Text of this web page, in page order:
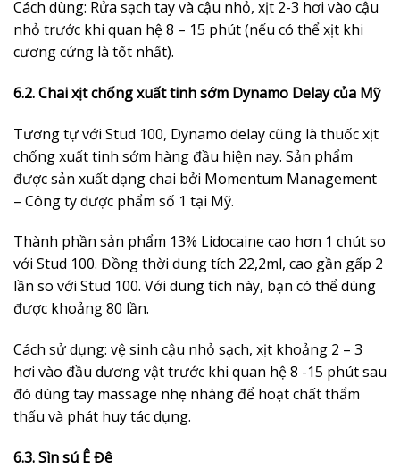
Cách dùng: Rửa sạch tay và cậu nhỏ, xịt 2-3 hơi vào cậu
nhỏ trước khi quan hệ 8 – 15 phút (nếu có thể xịt khi
cương cứng là tốt nhất).
6.2. Chai xịt chống xuất tinh sớm Dynamo Delay của Mỹ
Tương tự với Stud 100, Dynamo delay cũng là thuốc xịt
chống xuất tinh sớm hàng đầu hiện nay. Sản phẩm
được sản xuất dạng chai bởi Momentum Management
– Công ty dược phẩm số 1 tại Mỹ.
Thành phần sản phẩm 13% Lidocaine cao hơn 1 chút so
với Stud 100. Đồng thời dung tích 22,2ml, cao gần gấp 2
lần so với Stud 100. Với dung tích này, bạn có thể dùng
được khoảng 80 lần.
Cách sử dụng: vệ sinh cậu nhỏ sạch, xịt khoảng 2 – 3
hơi vào đầu dương vật trước khi quan hệ 8 -15 phút sau
đó dùng tay massage nhẹ nhàng để hoạt chất thẩm
thấu và phát huy tác dụng.
6.3.Sìn sú Ê Đê